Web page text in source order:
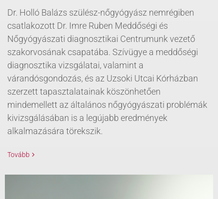
Dr. Holló Balázs szülész-nőgyógyász nemrégiben
csatlakozott Dr. Imre Ruben Meddőségi és
Nőgyógyászati diagnosztikai Centrumunk vezető
szakorvosának csapatába. Szívügye a meddőségi
diagnosztika vizsgálatai, valamint a
várandósgondozás, és az Uzsoki Utcai Kórházban
szerzett tapasztalatainak köszönhetően
mindemellett az általános nőgyógyászati problémák
kivizsgálásában is a legújabb eredmények
alkalmazására törekszik.
Tovább